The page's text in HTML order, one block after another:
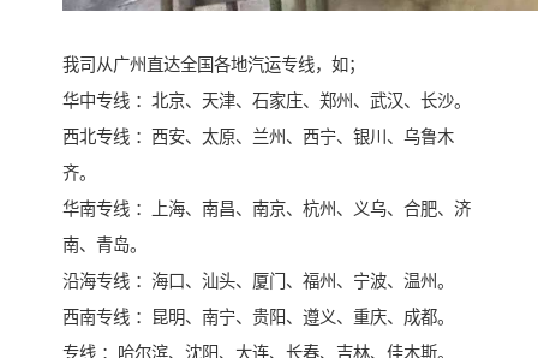
我司从广州直达全国各地汽运专线，如；
华中专线 ：北京、天津、石家庄、郑州、武汉、长沙。
西北专线 ：西安、太原、兰州、西宁、银川、乌鲁木
齐。
华南专线 ：上海、南昌、南京、杭州、义乌、合肥、济
南、青岛。
沿海专线 ：海口、汕头、厦门、福州、宁波、温州。
西南专线 ：昆明、南宁、贵阳、遵义、重庆、成都。
专线 ：哈尔滨、沈阳、大连、长春、吉林、佳木斯。